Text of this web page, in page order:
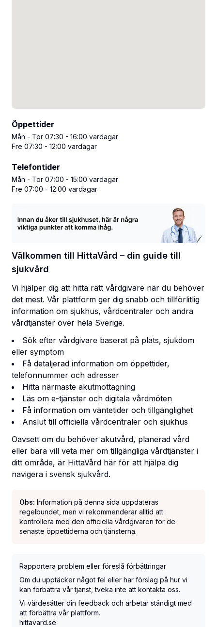
Öppettider
Mån - Tor 07:30 - 16:00 vardagar
Fre 07:30 - 12:00 vardagar
Telefontider
Mån - Tor 07:00 - 15:00 vardagar
Fre 07:00 - 12:00 vardagar
Välkommen till HittaVård – din guide till
sjukvård
Vi hjälper dig att hitta rätt vårdgivare när du behöver
det mest. Vår plattform ger dig snabb och tillförlitlig
information om sjukhus, vårdcentraler och andra
vårdtjänster över hela Sverige.
Sök efter vårdgivare baserat på plats, sjukdom
eller symptom
Få detaljerad information om öppettider,
telefonnummer och adresser
Hitta närmaste akutmottagning
Läs om e-tjänster och digitala vårdmöten
Få information om väntetider och tillgänglighet
Anslut till officiella vårdcentraler och sjukhus
Oavsett om du behöver akutvård, planerad vård
eller bara vill veta mer om tillgängliga vårdtjänster i
ditt område, är HittaVård här för att hjälpa dig
navigera i svensk sjukvård.
Obs: Information på denna sida uppdateras
regelbundet, men vi rekommenderar alltid att
kontrollera med den officiella vårdgivaren för de
senaste öppettiderna och tjänsterna.
Rapportera problem eller föreslå förbättringar
Om du upptäcker något fel eller har förslag på hur vi
kan förbättra vår tjänst, tveka inte att kontakta oss.
Vi värdesätter din feedback och arbetar ständigt med
att förbättra vår plattform.
hittavard.se